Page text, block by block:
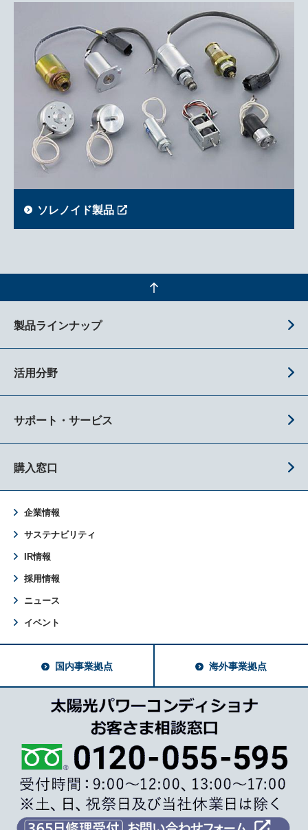
ソレノイド製品
製品ラインナップ
活用分野
サポート・サービス
購入窓口
企業情報
サステナビリティ
IR情報
採用情報
ニュース
イベント
国内事業拠点 海外事業拠点